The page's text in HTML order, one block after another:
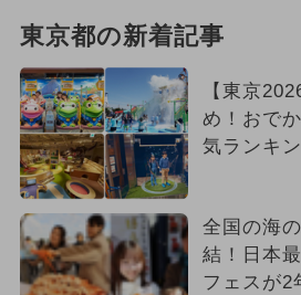
東京都の新着記事
【東京
め！おで
気ランキ
全国の海
結！日本
フェスが